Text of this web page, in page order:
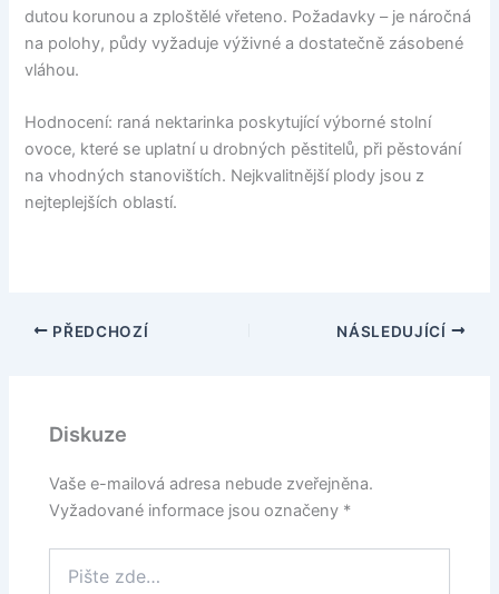
dutou korunou a zploštělé vřeteno. Požadavky – je náročná
na polohy, půdy vyžaduje výživné a dostatečně zásobené
vláhou.
Hodnocení: raná nektarinka poskytující výborné stolní
ovoce, které se uplatní u drobných pěstitelů, při pěstování
na vhodných stanovištích. Nejkvalitnější plody jsou z
nejteplejších oblastí.
PŘEDCHOZÍ NÁSLEDUJÍCÍ
Diskuze
Vaše e-mailová adresa nebude zveřejněna.
Vyžadované informace jsou označeny *
zde…